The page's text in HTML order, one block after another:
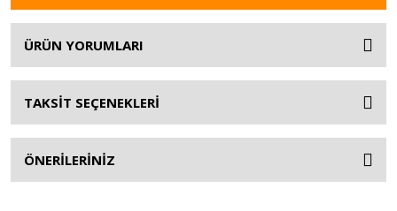
ÜRÜN YORUMLARI
TAKSİT SEÇENEKLERİ
ÖNERİLERİNİZ